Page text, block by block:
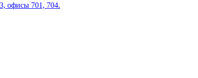
офисы 701, 704.